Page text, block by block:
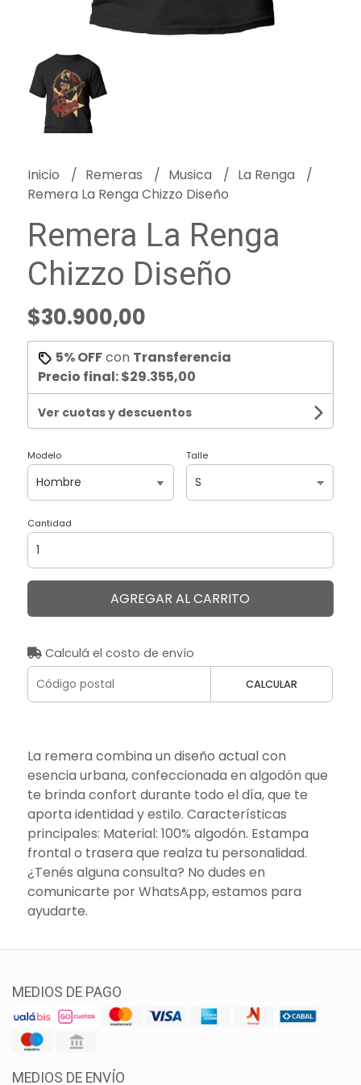
Inicio Remeras Musica
La Renga
Remera La Renga Chizzo Diseño
Remera La Renga
Chizzo Diseño
$30.900,00
5% OFFcon Transferencia
Precio final:$29.355,00
Ver cuotas y descuentos
Modelo Talle
Cantidad
AGREGAR AL CARRITO
Calculá el costo de envío
CALCULAR
La remera combina un diseño actual con
esencia urbana, confeccionada en algodón que
te brinda confort durante todo el día, que te
aporta identidad y estilo. Características
principales: Material: 100% algodón. Estampa
frontal o trasera que realza tu personalidad.
¿Tenés alguna consulta? No dudes en
comunicarte por WhatsApp, estamos para
ayudarte.
MEDIOS DE PAGO
MEDIOS DE ENVÍO